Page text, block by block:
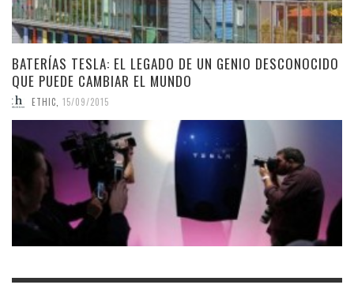
BATERÍAS TESLA: EL LEGADO DE UN GENIO DESCONOCIDO
QUE PUEDE CAMBIAR EL MUNDO
ETHIC 15/09/2015